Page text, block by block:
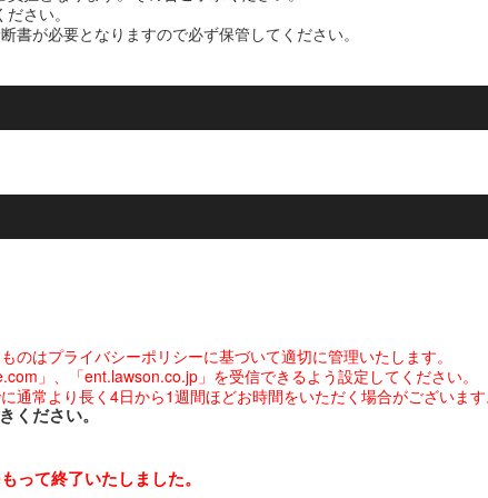
さい。
が必要となりますので必ず保管してください。
はプライバシーポリシーに基づいて適切に管理いたします。
」、「ent.lawson.co.jp」を受信できるよう設定してください。
通常より長く4日から1週間ほどお時間をいただく場合がございま
ください。
って終了いたしました。